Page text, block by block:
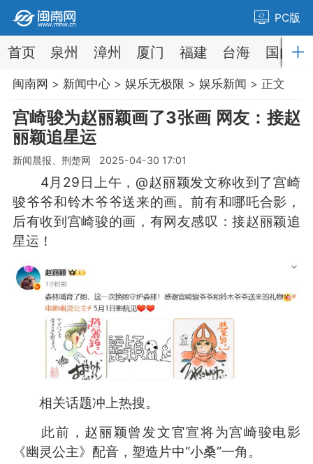
PC版
首页 泉州 漳州 厦门 福建 台海 国内
闽南网 > 新闻中心> 娱乐无极限 > 娱乐新闻 > 正文
宫崎骏为赵丽颖画了3张画 网友：接赵
丽颖追星运
新闻晨报、荆楚网 2025-04-30 17:01
4月29日上午，@赵丽颖发文称收到了宫崎
骏爷爷和铃木爷爷送来的画。前有和哪吒合影，
后有收到宫崎骏的画，有网友感叹：接赵丽颖追
星运！
相关话题冲上热搜。
此前，赵丽颖曾发文官宣将为宫崎骏电影
《幽灵公主》配音，塑造片中“小桑”一角。